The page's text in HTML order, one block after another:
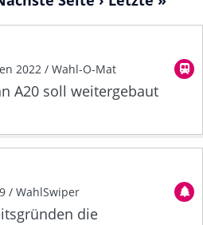
2022 / Wahl-O-Mat
A20 soll weitergebaut
/ WahlSwiper
die